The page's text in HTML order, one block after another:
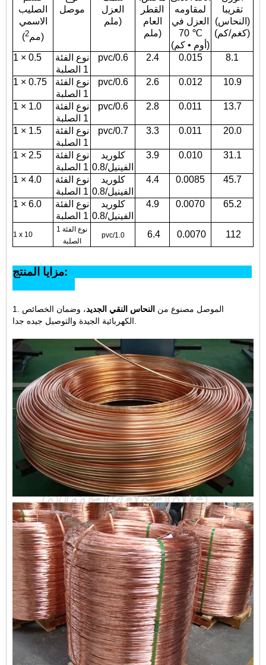
الصليب
الاسمي
(مم2 )
موصل
العزل
ملم)
القطر
العام
ملم)
لمقاومه
العزل في
70 ℃
(أوم • كم)
تقريبا
(النحاس)
(كغم/كم)
1 × 0.5
نوع الفئة
1 الصلبة
pvc/0.6 2.4 0.015 8.1
1 × 0.75
نوع الفئة
1 الصلبة
pvc/0.6 2.6 0.012 10.9
1 × 1.0
نوع الفئة
1 الصلبة
pvc/0.6 2.8 0.011 13.7
1 × 1.5
نوع الفئة
1 الصلبة
pvc/0.7 3.3 0.011 20.0
1 × 2.5
نوع الفئة
1 الصلبة
كلوريد
الفينيل/0.8
3.9 0.010 31.1
1 × 4.0
نوع الفئة
1 الصلبة
كلوريد
الفينيل/0.8
4.4 0.0085 45.7
1 × 6.0
نوع الفئة
1 الصلبة
كلوريد
الفينيل/0.8
4.9 0.0070 65.2
1 x 10
نوع الفئة 1
الصلبة
pvc/1.0 6.4 0.0070 112
مزايا المنتج:
1. الموصل مصنوع من النحاس النقي الجديد، وضمان الخصائص
الكهربائية الجيدة والتوصيل جيده جدا.